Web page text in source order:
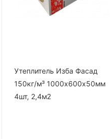
Утеплитель Изба Фасад
150кг/м³ 1000х600х50мм
4шт, 2,4м2